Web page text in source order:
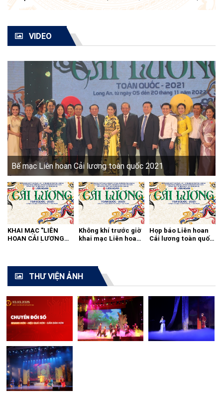
VIDEO
Bế mạc Liên hoan Cải lương toàn quốc 2021
KHAI MẠC "LIÊN
HOAN CẢI LƯƠNG
Không khí trước giờ
khai mạc Liên hoan
Họp báo Liên hoan
Cải lương toàn quốc
THƯ VIỆN ẢNH